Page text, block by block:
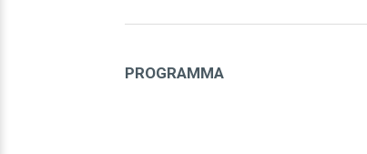
PROGRAMMA